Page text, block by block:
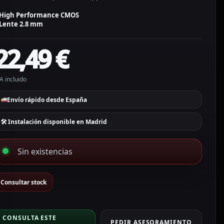
Performance CMOS
2.8 mm
€
incluido
Envío rápido desde España
🛠 Instalación disponible en Madrid
Sin existencias
Consultar stock
CONSULTA ESTE
PEDIR ASESORAMIENTO